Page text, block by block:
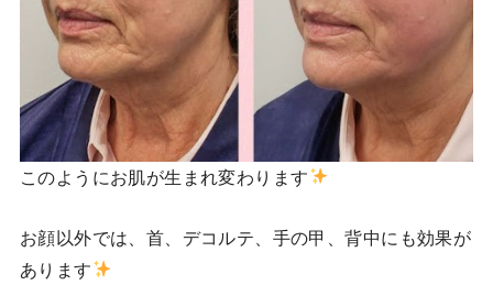
このようにお肌が生まれ変わります
お顔以外では、首、デコルテ、手の甲、背中にも効果が
あります